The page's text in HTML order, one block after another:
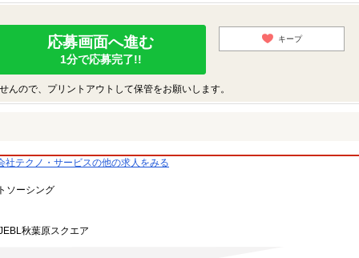
応募画面へ進む
1分で応募完了!!
キープ
ので、プリントアウトして保管をお願いします。
社テクノ・サービスの他の求人をみる
ソーシング
秋葉原スクエア